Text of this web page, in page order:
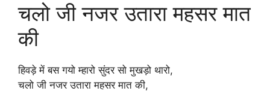
चलो जी नजर उतारा महसर मात
की
हिवड़े में बस गयो म्हारो सुंदर सो मुखड़ो थारो,
चलो जी नजर उतारा महसर मात की,